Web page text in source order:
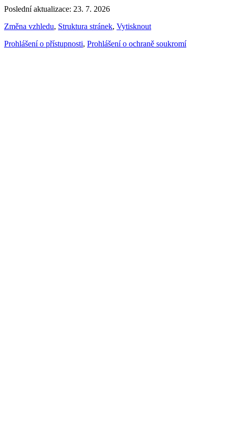
Poslední aktualizace: 23. 7. 2026
Změna vzhledu, Struktura stránek, Vytisknout
Prohlášení o přístupnosti, Prohlášení o ochraně soukromí